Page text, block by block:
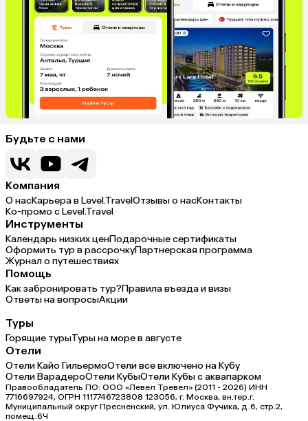
Будьте с нами
Компания
О насКарьера в Level.TravelОтзывы о насКонтакты
Ко-промо с Level.Travel
Инструменты
Календарь низких ценПодарочные сертификаты
Оформить тур в рассрочкуПартнерская программа
Журнал о путешествиях
Помощь
Как забронировать тур?Правила въезда и визы
Ответы на вопросыАкции
Туры
Горящие турыТуры на море в августе
Отели
Отели Кайо ГильермоОтели все включено на Кубу
Отели ВарадероОтели КубыОтели Кубы с аквапарком
Правообладатель ПО: ООО «Левел Тревел» (2011 - 2026) ИНН
7716697924, ОГРН 1117746723808 123056, г. Москва, вн.тер.г.
Муниципальный округ Пресненский, ул. Юлиуса Фучика, д.6, стр.2,
помещ.6Ч